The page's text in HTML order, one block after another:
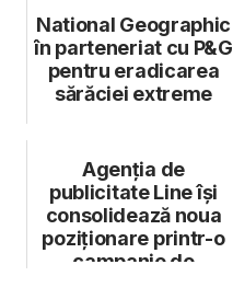
National Geographic
în parteneriat cu P&G
pentru eradicarea
sărăciei extreme
Agenția de
publicitate Line își
consolidează noua
poziționare printr-o
campanie de